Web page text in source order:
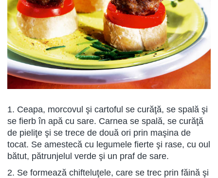
1. Ceapa, morcovul şi cartoful se curăţă, se spală şi
se fierb în apă cu sare. Carnea se spală, se curăţă
de pieliţe şi se trece de două ori prin maşina de
tocat. Se amestecă cu legumele fierte şi rase, cu oul
bătut, pătrunjelul verde şi un praf de sare.
2. Se formează chifteluţele, care se trec prin făină şi